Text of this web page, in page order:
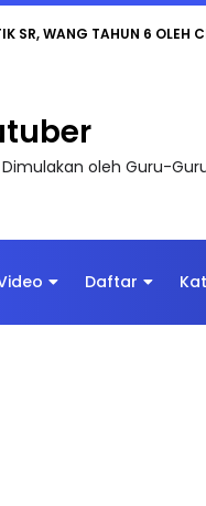
SR, WANG TAHUN 6 OLEH
oleh Guru-
Daftar